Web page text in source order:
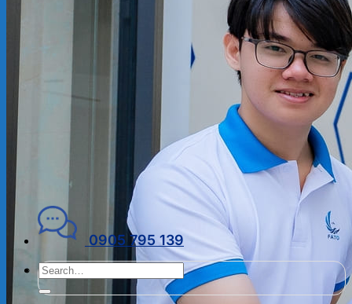
KẾ TOÁN – TÀI CHÍNH
GIỚI THIỆU
CHÍNH SÁCH BẢO MẬT
0905 795 139